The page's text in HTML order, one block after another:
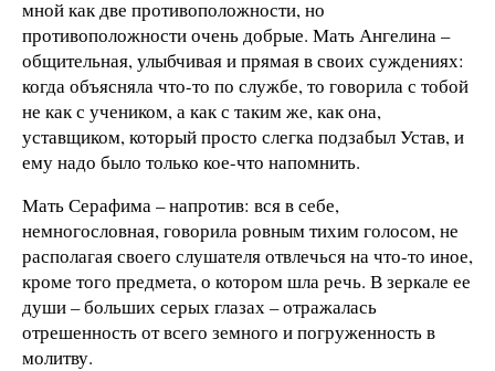
мной как две противоположности, но
противоположности очень добрые. Мать Ангелина –
общительная, улыбчивая и прямая в своих суждениях:
когда объясняла что-то по службе, то говорила с тобой
не как с учеником, а как с таким же, как она,
уставщиком, который просто слегка подзабыл Устав, и
ему надо было только кое-что напомнить.
Мать Серафима – напротив: вся в себе,
немногословная, говорила ровным тихим голосом, не
располагая своего слушателя отвлечься на что-то иное,
кроме того предмета, о котором шла речь. В зеркале ее
души – больших серых глазах – отражалась
отрешенность от всего земного и погруженность в
молитву.